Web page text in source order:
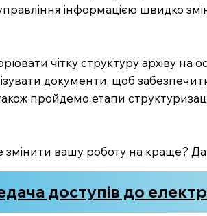
інформацією швидко
чітку структуру архіву на
документи, щоб
пройдемо етапи
змінити вашу роботу на
доступів до